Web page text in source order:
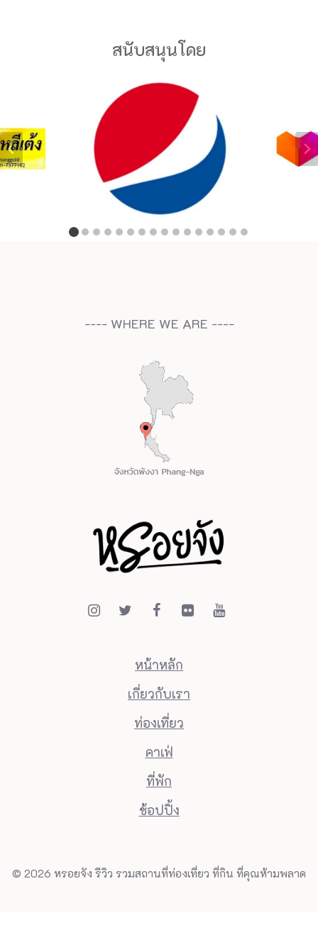
สนับสนุนโดย
---- WHERE WE ARE ----
หน้าหลัก
เกี่ยวกับเรา
ท่องเที่ยว
คาเฟ่
ที่พัก
ช้อปปิ้ง
© 2026 หรอยจัง รีวิว รวมสถานที่ท่องเที่ยว ที่กิน ที่คุณห้ามพลาด